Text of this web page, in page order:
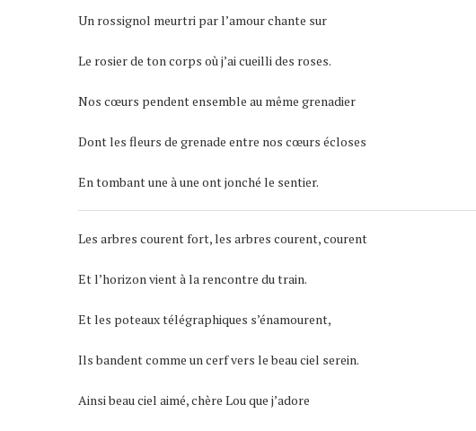
Un rossignol meurtri par l’amour chante sur
Le rosier de ton corps où j’ai cueilli des roses.
Nos cœurs pendent ensemble au même grenadier
Dont les fleurs de grenade entre nos cœurs écloses
En tombant une à une ont jonché le sentier.
Les arbres courent fort, les arbres courent, courent
Et l’horizon vient à la rencontre du train.
Et les poteaux télégraphiques s’énamourent,
Ils bandent comme un cerf vers le beau ciel serein.
Ainsi beau ciel aimé, chère Lou que j’adore